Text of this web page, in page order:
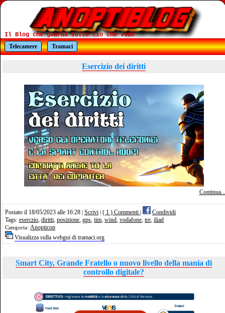
Il Blog che guarda tutto cio che vede
Telecamere
Tramaci
Esercizio dei diritti
Continua...
Postato il 18/05/2023 alle 16:28 Scrivi ( 1 ) Commenti
Condividi
Tags: eserczio diritti posizione gps tim wind vodafone tre iliad
Categoria: Anopticon
Visualizza sulla webgui di tramaci.org
Smart City, Grande Fratello o nuovo livello della mania di
controllo digitale?